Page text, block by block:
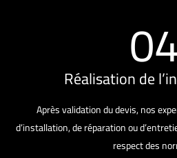
04
Réalisation de
Après validation du devis, nos
d’installation, de réparation ou
respect des